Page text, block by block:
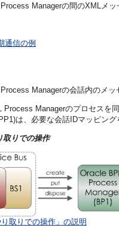
Managerの間のXMLメ
通信の例
Managerの会話内のメ
Managerのプロセスを
は、必要な会話IDマッピン
取りでの操作
取りでの操作」の説明